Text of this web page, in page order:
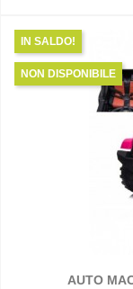
AUTO
IN SALDO!
NON DISPONIBILE